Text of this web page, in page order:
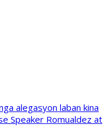
alegasyon laban kina
Speaker Romualdez at